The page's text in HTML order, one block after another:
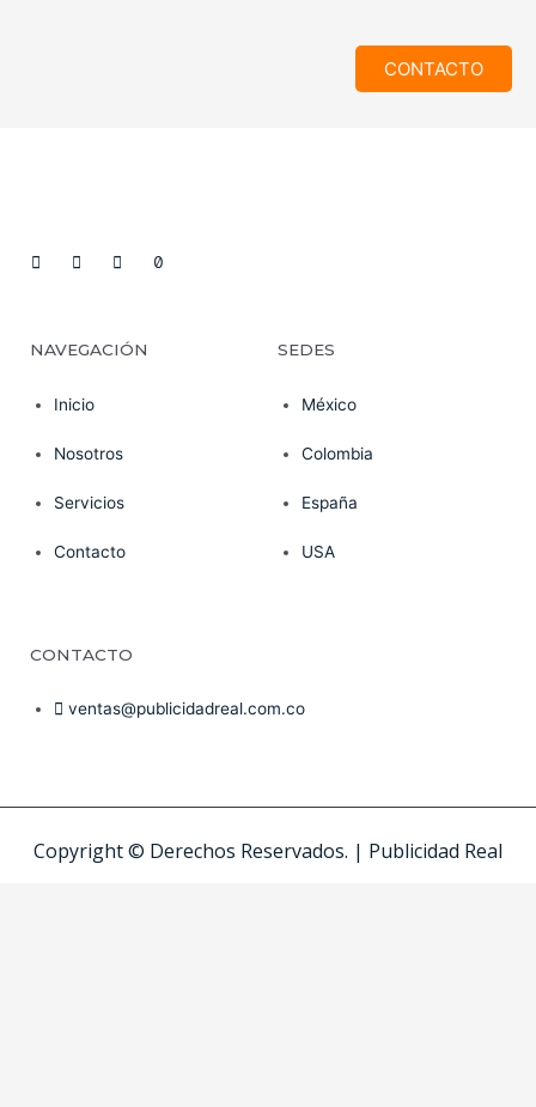
CONTACTO
NAVEGACIÓN
Inicio
Nosotros
Servicios
Contacto
SEDES
México
Colombia
España
USA
CONTACTO
ventas@publicidadreal.com.co
Copyright © Derechos Reservados. | Publicidad Real